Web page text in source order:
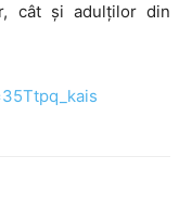
cât și adulților din